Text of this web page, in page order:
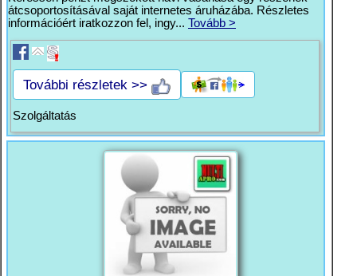
átcsoportosításával saját internetes áruházába. Részletes
információért iratkozzon fel, ingy... Tovább >
További részletek >>
Szolgáltatás